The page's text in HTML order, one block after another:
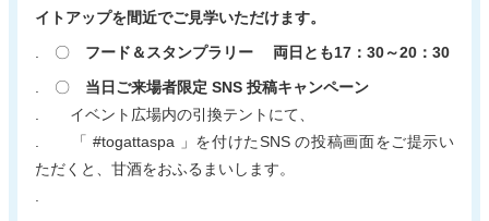
イトアップを間近でご見学いただけます。
. 〇 フード＆スタンプラリー 両日とも17：30～20：30
. 〇 当日ご来場者限定 SNS 投稿キャンペーン
. イベント広場内の引換テントにて、
. 「 #togattaspa 」を付けたSNS の投稿画面をご提示い
ただくと、甘酒をおふるまいします。
.